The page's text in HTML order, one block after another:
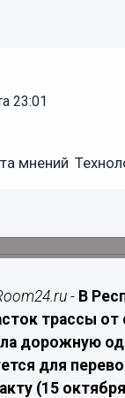
23:01
мнений
- В
трассы
дорожную
для
(15